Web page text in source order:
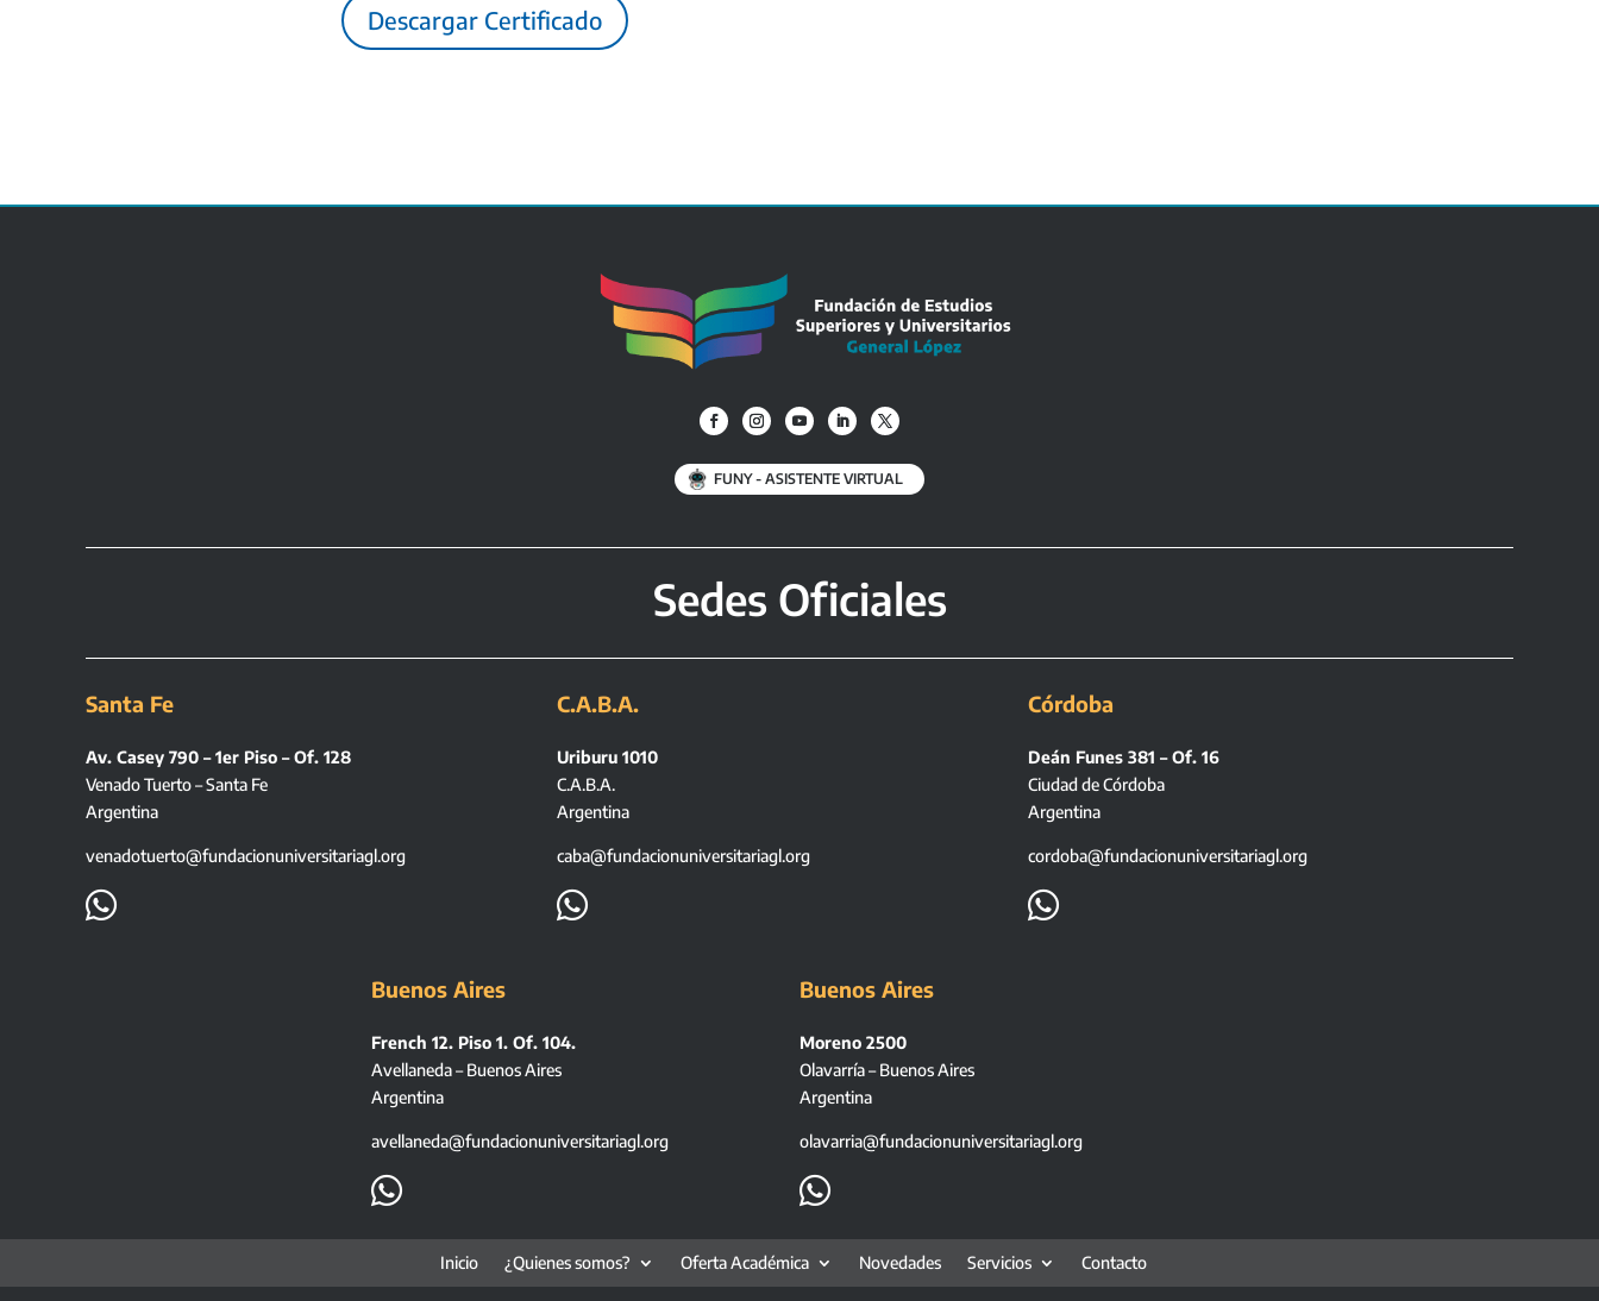
Descargar Certificado
FUNY - ASISTENTE VIRTUAL
Sedes Oficiales
Santa Fe
Av. Casey 790 – 1er Piso – Of. 128
Venado Tuerto – Santa Fe
Argentina
venadotuerto@fundacionuniversitariagl.org

C.A.B.A.
Uriburu 1010
C.A.B.A.
Argentina
caba@fundacionuniversitariagl.org

Córdoba
Deán Funes 381 – Of. 16
Ciudad de Córdoba
Argentina
cordoba@fundacionuniversitariagl.org

Buenos Aires
French 12. Piso 1. Of. 104.
Avellaneda – Buenos Aires
Argentina
avellaneda@fundacionuniversitariagl.org

Buenos Aires
Moreno 2500
Olavarría – Buenos Aires
Argentina
olavarria@fundacionuniversitariagl.org

Inicio ¿Quienes somos? Oferta Académica Novedades Servicios Contacto